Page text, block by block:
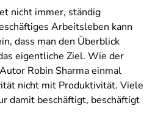
nicht immer, ständig
Arbeitsleben kann
dass man den Überblick
eigentliche Ziel. Wie der
Robin Sharma einmal
nicht mit Produktivität. Viele
damit beschäftigt, beschäftigt